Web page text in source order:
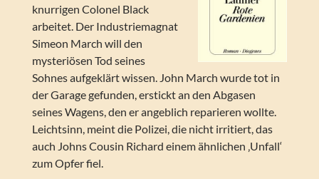
knurrigen Colonel Black
arbeitet. Der Industriemagnat
Simeon March will den
mysteriösen Tod seines
Sohnes aufgeklärt wissen. John March wurde tot in
der Garage gefunden, erstickt an den Abgasen
seines Wagens, den er angeblich reparieren wollte.
Leichtsinn, meint die Polizei, die nicht irritiert, das
auch Johns Cousin Richard einem ähnlichen ‚Unfall‘
zum Opfer fiel.